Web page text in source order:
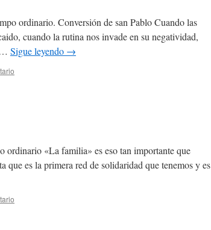
ordinario. Conversión de san Pablo Cuando las
cuando la rutina nos invade en su negatividad,
Sigue leyendo →
ordinario «La familia» es eso tan importante que
que es la primera red de solidaridad que tenemos y es